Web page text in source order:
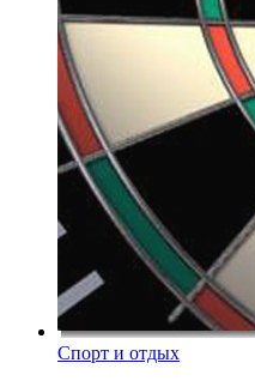
Спорт и отдых